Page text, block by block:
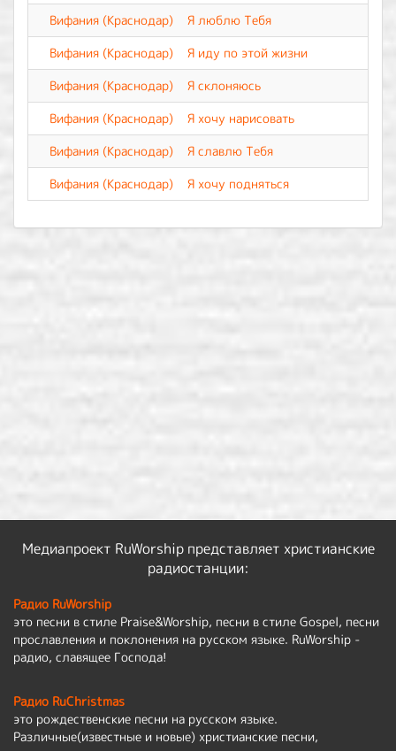
Вифания (Краснодар)
Я люблю Тебя
Вифания (Краснодар)
Я иду по этой жизни
Вифания (Краснодар)
Я склоняюсь
Вифания (Краснодар)
Я хочу нарисовать
Вифания (Краснодар)
Я славлю Тебя
Вифания (Краснодар)
Я хочу подняться
Медиапроект RuWorship представляет христианские
радиостанции:
Радио RuWorship
это песни в стиле Praise&Worship, песни в стиле Gospel, песни
прославления и поклонения на русском языке. RuWorship -
радио, славящее Господа!
Радио RuChristmas
это рождественские песни на русском языке.
Различные(известные и новые) христианские песни,